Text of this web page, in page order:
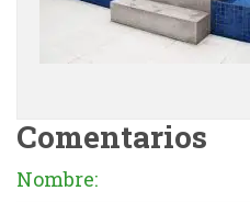
Comentarios
Nombre: